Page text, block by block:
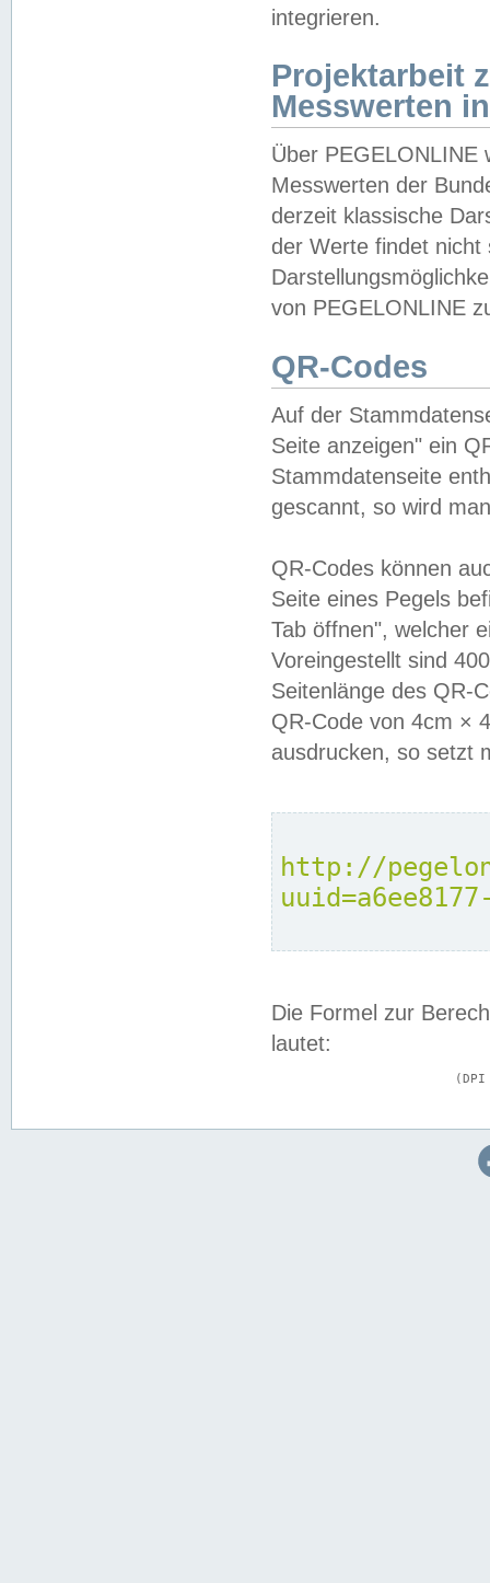
integrieren.
Projektarbeit
Messwerten
Über PEGELONLINE
Messwerten der
derzeit klassische
der Werte findet
von PEGELONLINE
QR-Codes
Auf der
Seite anzeigen" ein
Stammdatenseite
gescannt, so wird
QR-Codes können
Seite eines Pegels
Tab öffnen", welcher
Voreingestellt sind
Seitenlänge des QR-
QR-Code von 4cm ×
ausdrucken, so setzt
http://
Die Formel zur
lautet: